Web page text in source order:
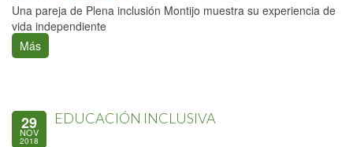
Una pareja de Plena inclusión Montijo muestra su experiencia de
vida independiente
Más
29
NOV
2018
EDUCACIÓN INCLUSIVA